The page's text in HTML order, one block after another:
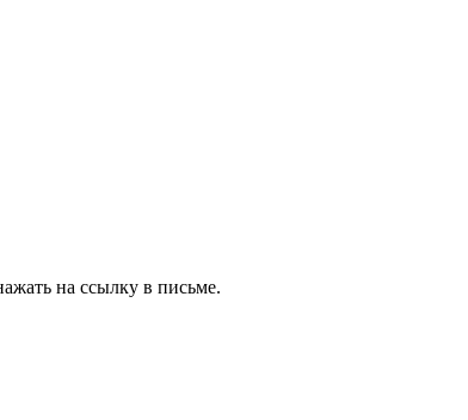
на ссылку в письме.